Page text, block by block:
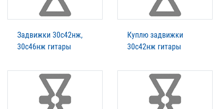
Задвижки 30с42нж,
30с46нж гитары
Куплю задвижки
30с42нж гитары